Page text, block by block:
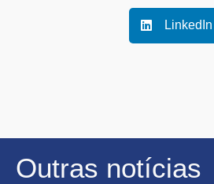
LinkedIn
Outras notícias